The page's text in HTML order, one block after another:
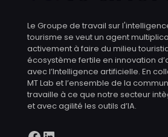
Le Groupe de travail sur
tourisme se veut un agent
activement à faire du milieu
écosystème fertile en innovation
avec l’Intelligence artificielle. En
MT Lab et l’ensemble de la
travaille à ce que notre secteur
et avec agilité les outils d’IA.